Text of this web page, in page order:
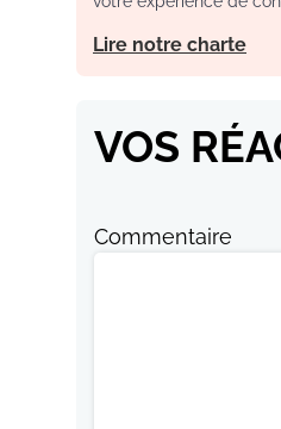
Lire notre charte
VOS
Commentaire